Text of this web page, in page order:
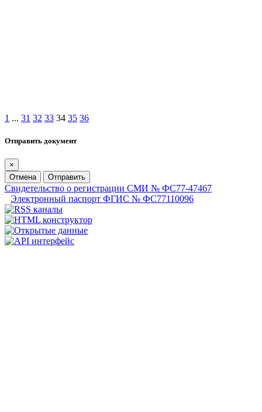
1 ... 31 32 33 34 35 36
Отправить документ
×
Отмена
Отправить
Свидетельство о регистрации СМИ № ФС77-47467
Электронный паспорт ФГИС № ФС77110096